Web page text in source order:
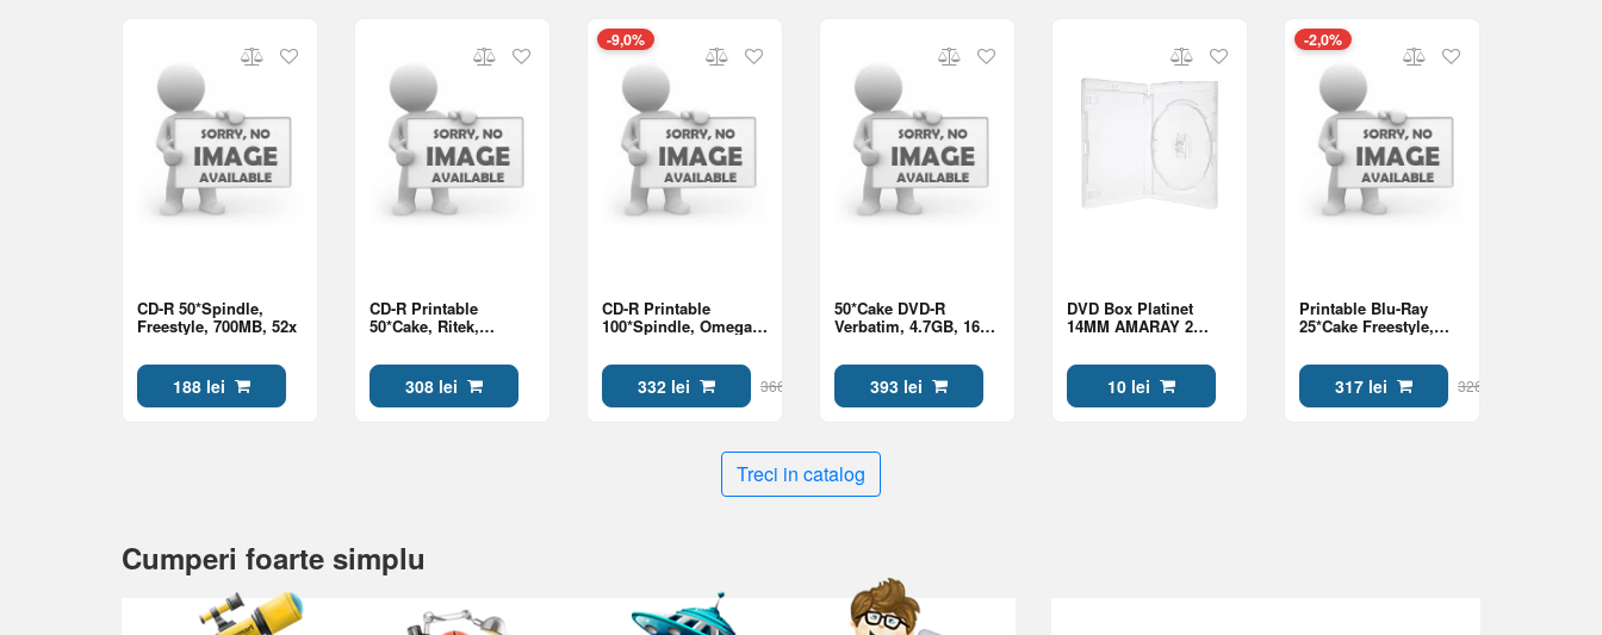
CD-R 50*Spindle,
Freestyle, 700MB, 52x
188 lei
CD-R Printable
50*Cake, Ritek,
FF
308 lei
-9,0%
CD-R Printable
100*Spindle, Omega,
Inkjet
332 lei 366 lei
50*Cake DVD-R
Verbatim, 4.7GB, 16x;
393 lei
DVD Box Platinet
14MM AMARAY 2
10 lei
-2,0%
Printable Blu-Ray
25*Cake Freestyle,
317 lei 326 lei
Treci in catalog
Cumperi foarte simplu